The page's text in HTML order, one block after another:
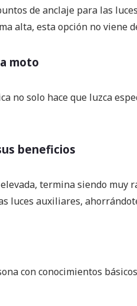
de anclaje para las
alta, esta opción no
moto
no solo hace que luzca
beneficios
termina siendo muy
luces auxiliares,
con conocimientos